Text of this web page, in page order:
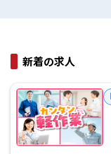
新着の求人